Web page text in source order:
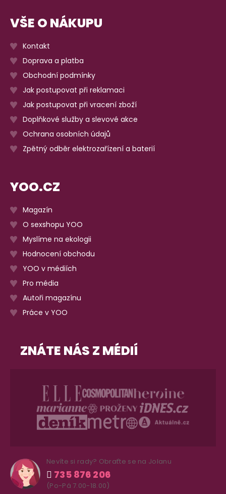
VŠE O NÁKUPU
Kontakt
Doprava a platba
Obchodní podmínky
Jak postupovat při reklamaci
Jak postupovat při vracení zboží
Doplňkové služby a slevové akce
Ochrana osobních údajů
Zpětný odběr elektrozařízení a baterií
YOO.CZ
Magazín
O sexshopu YOO
Myslíme na ekologii
Hodnocení obchodu
YOO v médiích
Pro média
Autoři magazínu
Práce v YOO
ZNÁTE NÁS Z MÉDIÍ
Nevíte si rady? Obraťte se na Jolanu
735 876 206
(Po-Pá 7.00-18.00)